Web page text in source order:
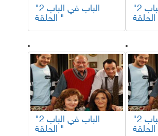
افلام عربية
"الباب في الباب 2
"الباب في الباب 2
الحلقة "
"الباب في الباب 2
"الباب في الباب 2
الحلقة "